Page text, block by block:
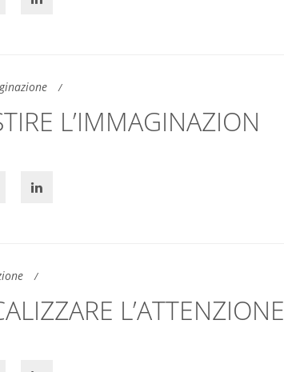
L’IMMAGINAZION
L’ATTENZIONE